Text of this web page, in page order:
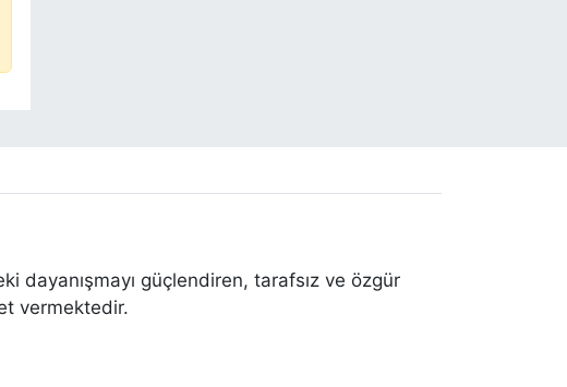
dayanışmayı güçlendiren, tarafsız ve özgür
vermektedir.